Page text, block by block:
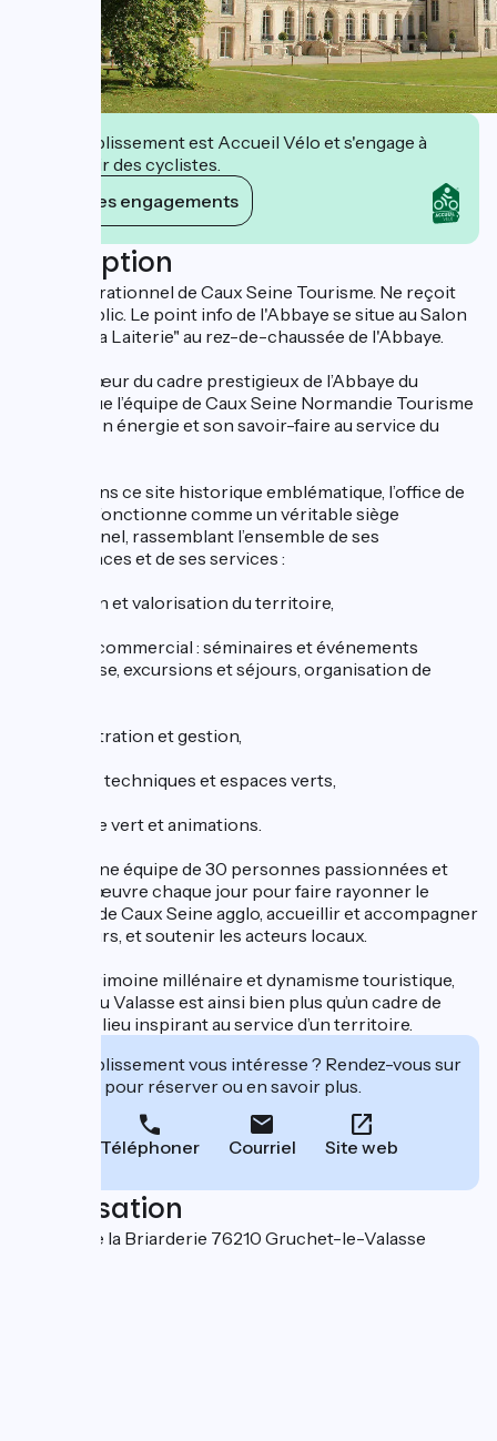
Cet établissement est Accueil Vélo et s'engage à
accueillir des cyclistes.
Voir ses engagements
Description
Siège opérationnel de Caux Seine Tourisme. Ne reçoit
pas de public. Le point info de l'Abbaye se situe au Salon
de Thé " La Laiterie" au rez-de-chaussée de l'Abbaye.
C’est au cœur du cadre prestigieux de l’Abbaye du
Valasse que l’équipe de Caux Seine Normandie Tourisme
déploie son énergie et son savoir-faire au service du
Installé dans ce site historique emblématique, l’office de
tourisme fonctionne comme un véritable siège
opérationnel, rassemblant l’ensemble de ses
compétences et de ses services :
Promotion et valorisation du territoire,
- Service commercial : séminaires et événements
d’entreprise, excursions et séjours, organisation de
- Administration et gestion,
- Services techniques et espaces verts,
- Tourisme vert et animations.
Au total, une équipe de 30 personnes passionnées et
investies œuvre chaque jour pour faire rayonner le
territoire de Caux Seine agglo, accueillir et accompagner
ses visiteurs, et soutenir les acteurs locaux.
Entre patrimoine millénaire et dynamisme touristique,
l’Abbaye du Valasse est ainsi bien plus qu’un cadre de
travail : un lieu inspirant au service d’un territoire.
Cet établissement vous intéresse ? Rendez-vous sur
leur site pour réserver ou en savoir plus.
Téléphoner Courriel Site web
Localisation
289 rue de la Briarderie 76210 Gruchet-le-Valasse